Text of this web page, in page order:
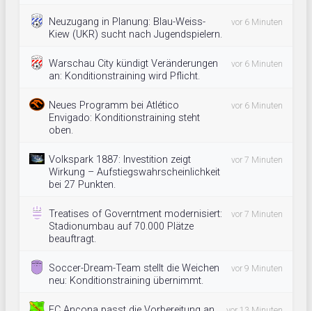
Neuzugang in Planung: Blau-Weiss-
Kiew (UKR) sucht nach Jugendspielern.
vor 6 Minuten
Warschau City kündigt Veränderungen
an: Konditionstraining wird Pflicht.
vor 6 Minuten
Neues Programm bei Atlético
Envigado: Konditionstraining steht
oben.
vor 6 Minuten
Volkspark 1887: Investition zeigt
Wirkung – Aufstiegswahrscheinlichkeit
bei 27 Punkten.
vor 7 Minuten
Treatises of Governtment modernisiert:
Stadionumbau auf 70.000 Plätze
beauftragt.
vor 7 Minuten
Soccer-Dream-Team stellt die Weichen
neu: Konditionstraining übernimmt.
vor 9 Minuten